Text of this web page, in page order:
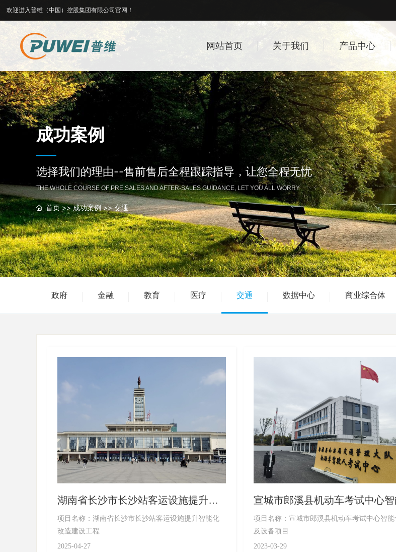
欢迎进入普维（中国）控股集团有限公司官网！
网站首页 关于我们 产品中心
成功案例
选择我们的理由--售前售后全程跟踪指导，让您全程无忧
THE WHOLE COURSE OF PRE SALES AND AFTER-SALES GUIDANCE, LET YOU ALL WORRY
首页>>成功案例>>交通
政府 金融 教育 医疗 交通 数据中心 商业综合体
湖南省长沙市长沙站客运设施提升智
能化改造建设工程
项目名称：湖南省长沙市长沙站客运设施提升智能化
改造建设工程
2025-04-27
宣城市郎溪县机动车考试中心智
系统及设备项目
项目名称：宣城市郎溪县机动车考试中心智能
及设备项目
2023-03-29